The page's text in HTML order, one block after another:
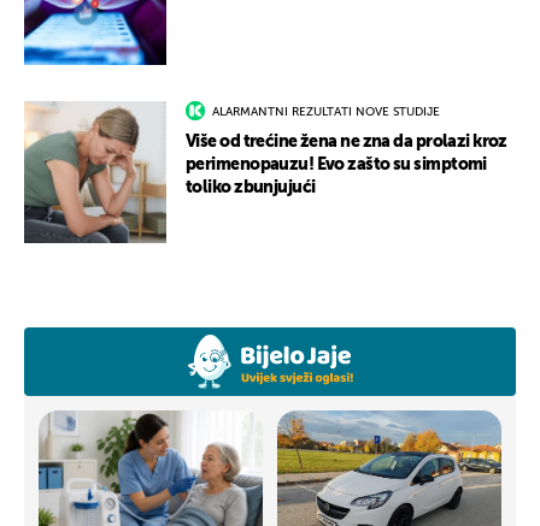
ALARMANTNI REZULTATI NOVE STUDIJE
Više od trećine žena ne zna da prolazi kroz
perimenopauzu! Evo zašto su simptomi
toliko zbunjujući